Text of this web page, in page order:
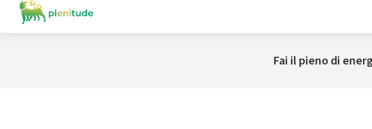
Fai il pieno di